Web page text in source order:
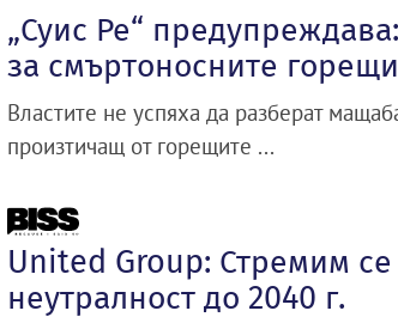
„Суис Ре“
за смъртоносните
Властите не успяха да разберат
произтичащ от горещите ...
United Group: Стремим
неутралност до 2040 г.